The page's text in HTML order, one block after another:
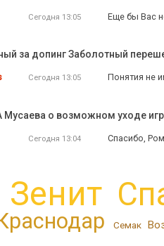
Сегодня 13:05 Еще бы Вас
за допинг Заболотный
Сегодня 13:05 Понятия не
о возможном уходе
Сегодня 13:04 Спасибо,
Зенит
Семак